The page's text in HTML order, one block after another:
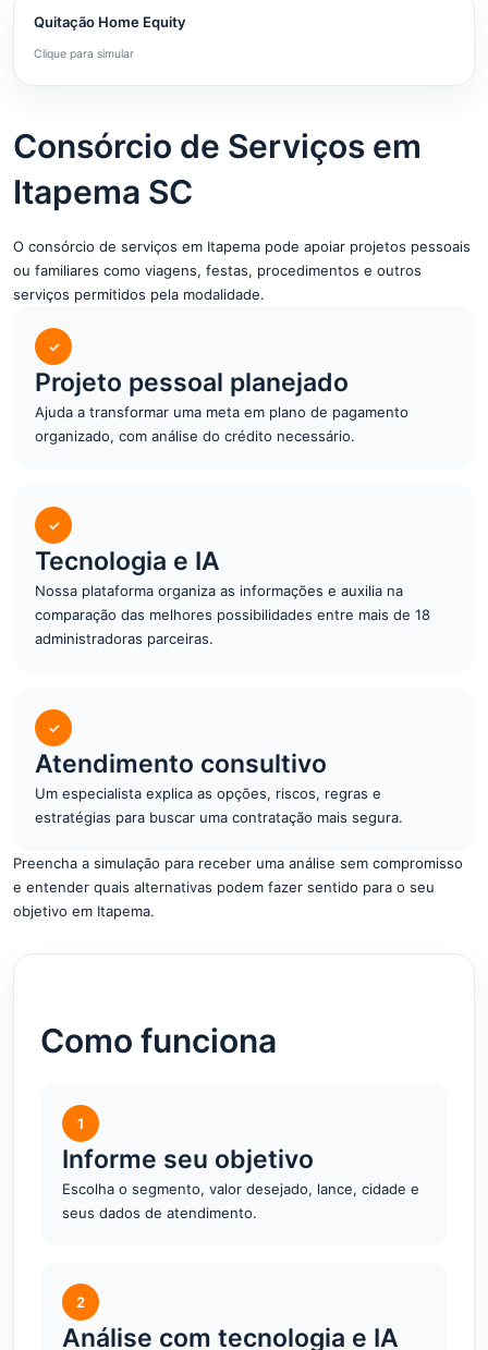
Quitação Home Equity
Clique para simular
Consórcio de Serviços em
Itapema SC
O consórcio de serviços em Itapema pode apoiar projetos pessoais
ou familiares como viagens, festas, procedimentos e outros
serviços permitidos pela modalidade.
✓
Projeto pessoal planejado
Ajuda a transformar uma meta em plano de pagamento
organizado, com análise do crédito necessário.
✓
Tecnologia e IA
Nossa plataforma organiza as informações e auxilia na
comparação das melhores possibilidades entre mais de 18
administradoras parceiras.
✓
Atendimento consultivo
Um especialista explica as opções, riscos, regras e
estratégias para buscar uma contratação mais segura.
Preencha a simulação para receber uma análise sem compromisso
e entender quais alternativas podem fazer sentido para o seu
objetivo em Itapema.
Como funciona
1
Informe seu objetivo
Escolha o segmento, valor desejado, lance, cidade e
seus dados de atendimento.
2
Análise com tecnologia e IA